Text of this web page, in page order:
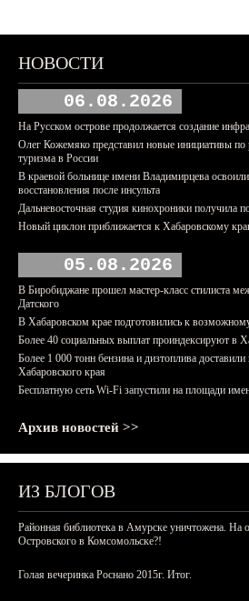
НОВОСТИ
06.08.2026
На Русском острове продолжается создание
Олег Кожемяко представил новые инициативы
туризма в России
В краевой больнице имени Владимирцева
восстановления после инсульта
Дальневосточная студия кинохроники
Новый циклон приближается к Хабаровскому
05.08.2026
В Биробиджане прошел мастер-класс стилиста
Датского
В Хабаровском крае подготовились к
Более 40 социальных выплат проиндексируют в
Более 1 000 тонн бензина и дизтоплива
Хабаровского края
Бесплатную сеть Wi-Fi запустили на площади
Архив новостей >>
ИЗ БЛОГОВ
Районная библиотека в Амурске уничтожена. На
Островского в Комсомольске?!
Голая вечеринка Роснано 2015г. Итог.